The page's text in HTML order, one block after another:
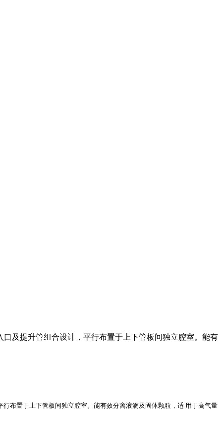
及提升管组合设计，平行布置于上下管板间独立腔室。能有
布置于上下管板间独立腔室。能有效分离液滴及固体颗粒，适 用于高气量